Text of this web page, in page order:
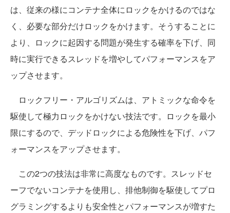
は、従来の様にコンテナ全体にロックをかけるのではな
く、必要な部分だけロックをかけます。そうすることに
より、ロックに起因する問題が発生する確率を下げ、同
時に実行できるスレッドを増やしてパフォーマンスをア
ップさせます。
ロックフリー・アルゴリズムは、アトミックな命令を
駆使して極力ロックをかけない技法です。ロックを最小
限にするので、デッドロックによる危険性を下げ、パフ
ォーマンスをアップさせます。
この2つの技法は非常に高度なものです。スレッドセ
ーフでないコンテナを使用し、排他制御を駆使してプロ
グラミングするよりも安全性とパフォーマンスが増すた